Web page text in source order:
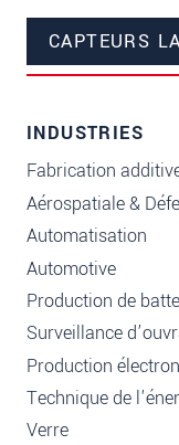
CAPTEURS
INDUSTRIES
Fabrication
Aérospatiale &
Automatisation
Automotive
Production de
Surveillance
Production
Technique de
Verre